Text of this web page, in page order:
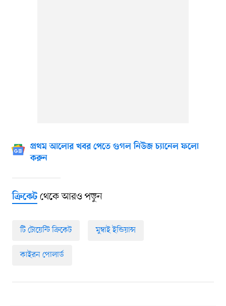
প্রথম আলোর খবর পেতে গুগল নিউজ চ্যানেল ফলো
করুন
ক্রিকেটথেকে আরও পড়ুন
টি টোয়েন্টি ক্রিকেট মুম্বাই ইন্ডিয়ান্স
কাইরন পোলার্ড